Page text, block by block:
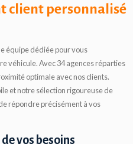
client personnalisé
équipe dédiée pour vous
véhicule. Avec 34 agences réparties
optimale avec nos clients.
et notre sélection rigoureuse de
répondre précisément à vos
vos besoins